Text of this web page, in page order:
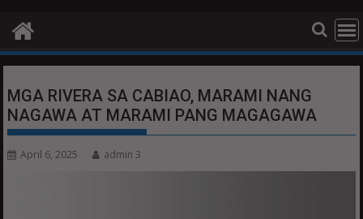
MGA RIVERA SA CABIAO, MARAMI NANG
NAGAWA AT MARAMI PANG MAGAGAWA
April 6, 2025 admin 3